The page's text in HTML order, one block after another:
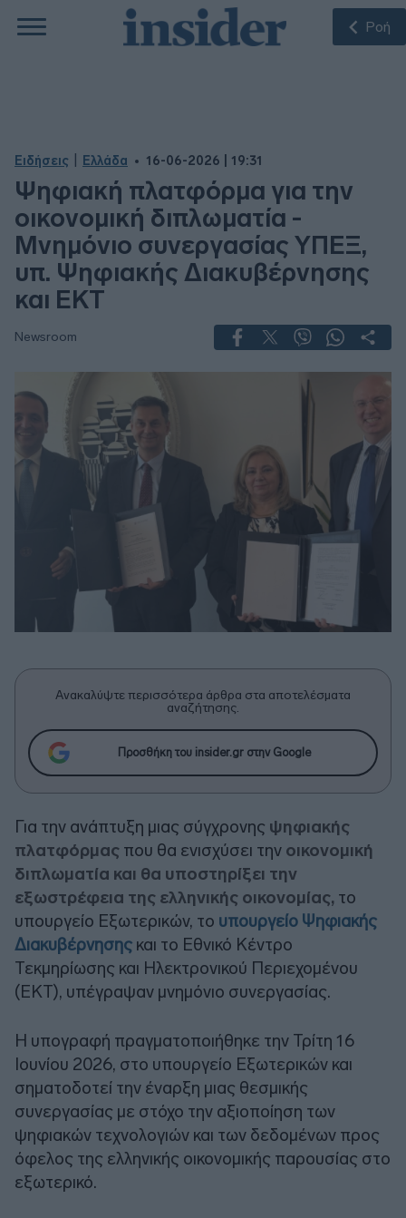
Ροή
Ειδήσεις Ελλάδα 16-06-2026 | 19:31
Ψηφιακή πλατφόρμα για την
οικονομική διπλωματία -
Μνημόνιο συνεργασίας ΥΠΕΞ,
υπ. Ψηφιακής Διακυβέρνησης
και ΕΚΤ
Newsroom
Ανακαλύψτε περισσότερα άρθρα στα αποτελέσματα
αναζήτησης.
Προσθήκη του insider.gr στην Google
Για την ανάπτυξη μιας σύγχρονης ψηφιακής
πλατφόρμας που θα ενισχύσει την οικονομική
διπλωματία και θα υποστηρίξει την
εξωστρέφεια της ελληνικής οικονομίας, το
υπουργείο Εξωτερικών, το υπουργείο Ψηφιακής
Διακυβέρνησης και το Εθνικό Κέντρο
Τεκμηρίωσης και Ηλεκτρονικού Περιεχομένου
(ΕΚΤ), υπέγραψαν μνημόνιο συνεργασίας.
Η υπογραφή πραγματοποιήθηκε την Τρίτη 16
Ιουνίου 2026, στο υπουργείο Εξωτερικών και
σηματοδοτεί την έναρξη μιας θεσμικής
συνεργασίας με στόχο την αξιοποίηση των
ψηφιακών τεχνολογιών και των δεδομένων προς
όφελος της ελληνικής οικονομικής παρουσίας στο
εξωτερικό.